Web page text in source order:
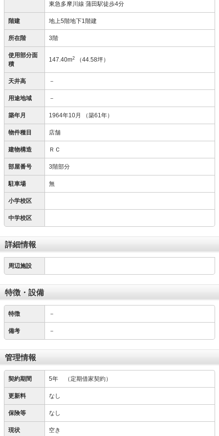
東急多摩川線 蒲田駅徒歩4分
階建 地上5階地下1階建
所在階 3階
使用部分面
積
147.40m2 （44.58坪）
天井高 －
用途地域 －
築年月 1964年10月 （築61年）
物件種目 店舗
建物構造 ＲＣ
部屋番号 3階部分
駐車場 無
小学校区
中学校区
詳細情報
周辺施設
特徴・設備
特徴 －
備考 －
管理情報
契約期間 5年 （定期借家契約）
更新料 なし
保険等 なし
現状 空き